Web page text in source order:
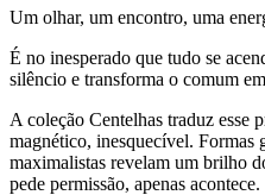
Um olhar, um encontro, uma
É no inesperado que tudo se
silêncio e transforma o comum
A coleção Centelhas traduz esse
magnético, inesquecível. Formas
maximalistas revelam um brilho
pede permissão, apenas acontece.